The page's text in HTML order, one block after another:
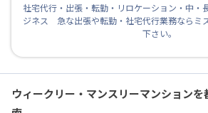
社宅代行・出張・転勤・リロケーション・中・
ジネス 急な出張や転勤・社宅代行業務ならミ
下さい。
ウィークリー・マンスリーマンション